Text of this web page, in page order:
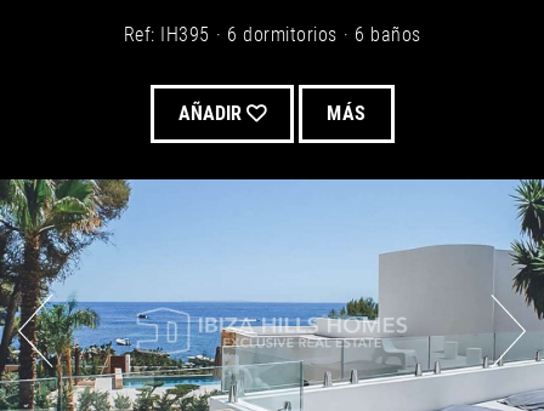
Ref: IH395 6 dormitorios 6 baños
AÑADIR MÁS